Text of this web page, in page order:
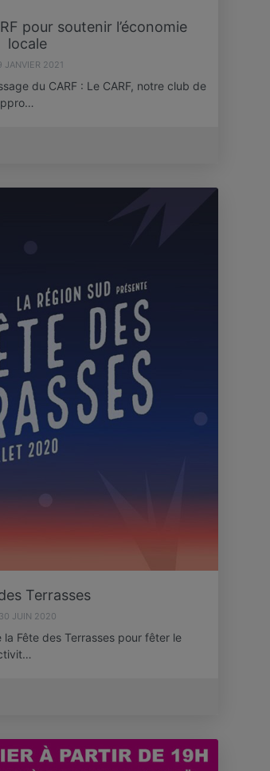
pour soutenir l’économie
locale
JANVIER 2021
du CARF : Le CARF, notre club de
Terrasses
JUIN 2020
Fête des Terrasses pour fêter le